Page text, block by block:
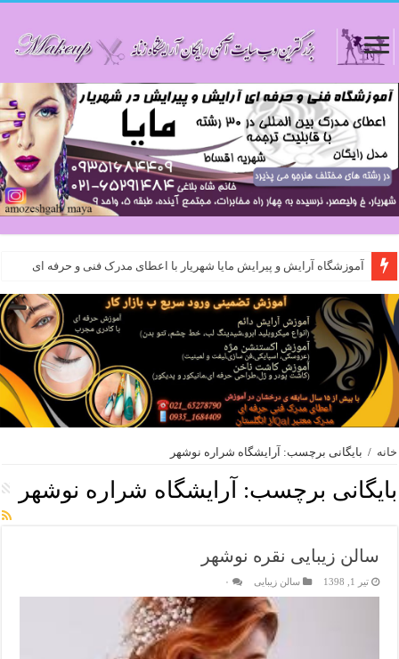
آموزشگاه آرایش و پیرایش مایا شهریار با اعطای مدرک فنی و حرفه ای
خانه / بایگانی برچسب: آرایشگاه شراره نوشهر
بایگانی برچسب: آرایشگاه شراره نوشهر
سالن زیبایی نقره نوشهر
تیر 1, 1398 سالن زیبایی ۰